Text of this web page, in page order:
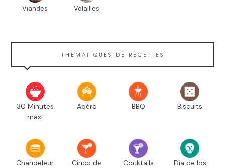
Viandes Volailles
THÉMATIQUES DE RECETTES
30 Minutes
maxi
Apéro BBQ Biscuits
Chandeleur
Cinco de
Cocktails
Día de los